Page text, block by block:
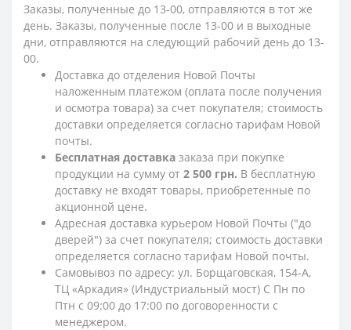
Заказы, полученные до 13-00, отправляются в тот же
день. Заказы, полученные после 13-00 и в выходные
дни, отправляются на следующий рабочий день до 13-
00.
Доставка до отделения Новой Почты
наложенным платежом (оплата после получения
и осмотра товара) за счет покупателя; стоимость
доставки определяется согласно тарифам Новой
почты.
Бесплатная доставка заказа при покупке
продукции на сумму от 2 500 грн. В бесплатную
доставку не входят товары, приобретенные по
акционной цене.
Адресная доставка курьером Новой Почты ("до
дверей") за счет покупателя; стоимость доставки
определяется согласно тарифам Новой почты.
Самовывоз по адресу: ул. Борщаговская, 154-А,
ТЦ «Аркадия» (Индустриальный мост) С Пн по
Птн с 09:00 до 17:00 по договоренности с
менеджером.